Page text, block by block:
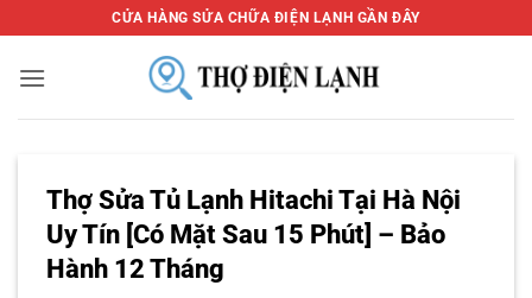
qua
nội
CỬA HÀNG SỬA CHỮA ĐIỆN LẠNH GẦN ĐÂY
Thợ Sửa Tủ Lạnh Hitachi Tại Hà Nội
Uy Tín [Có Mặt Sau 15 Phút] – Bảo
Hành 12 Tháng